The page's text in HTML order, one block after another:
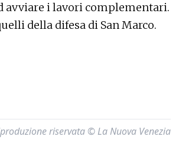
avviare i lavori complementari.
della difesa di San Marco.
riservata © La Nuova Venezia